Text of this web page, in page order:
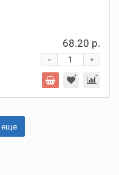
68.20 р.
+
-
еще